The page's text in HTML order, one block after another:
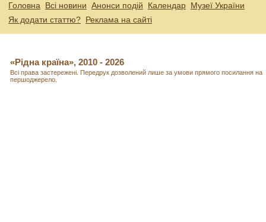
Головна Всі новини Анонси подій Календар Музеї України
Як додати статтю? Реклама на сайті
«Рідна країна», 2010 - 2026
Всі права застережені. Передрук дозволений лише за умови прямого посилання на
першоджерело.